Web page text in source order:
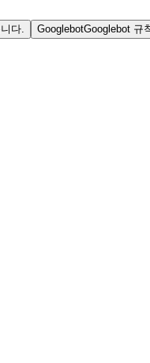
다. GooglebotGooglebot 규